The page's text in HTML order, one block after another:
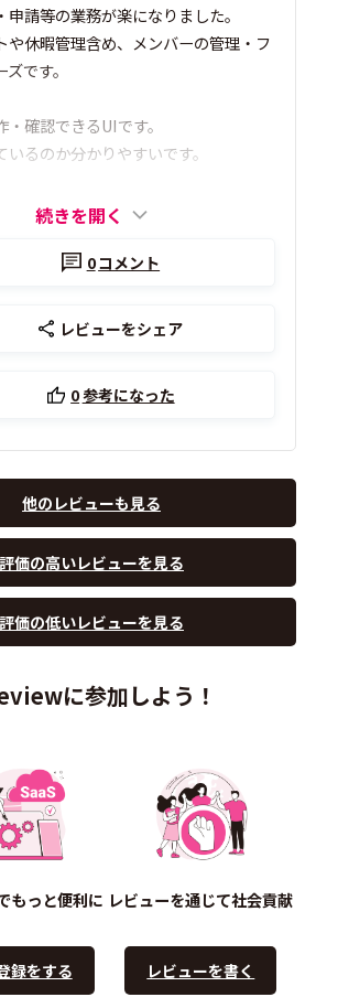
申請等の業務が楽になりました。
や休暇管理含め、メンバーの管理・フ
です。
・確認できるUIです。
いるのか分かりやすいです。
続きを開く
0コメント
レビューをシェア
0参考になった
他のレビューも見る
評価の高いレビューを見る
評価の低いレビューを見る
に参加しよう！
もっと便利に
録をする
レビューを通じて社会貢献
レビューを書く